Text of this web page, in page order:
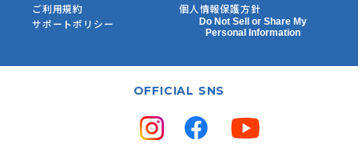
ご利用規約
個人情報保護方針
サポートポリシー
Do Not Sell or Share My
Personal Information
OFFICIAL SNS